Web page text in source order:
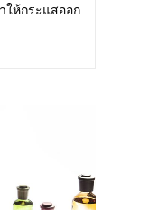
ให้กระแสออก
ศที่อยากออก